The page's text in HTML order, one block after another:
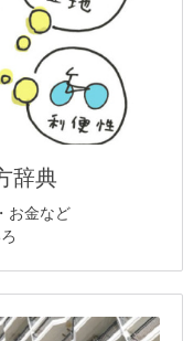
辞典
お金など